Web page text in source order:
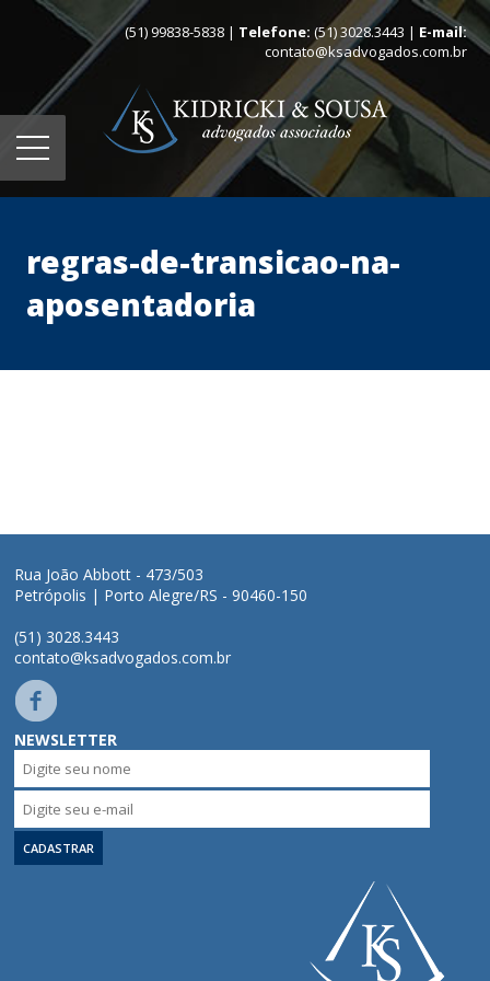
(51) 99838-5838 | Telefone: (51) 3028.3443 | E-mail:
contato@ksadvogados.com.br
Áreas de Atuação
Profissionais
Publicações
regras-de-transicao-na-
aposentadoria
Rua João Abbott - 473/503
Petrópolis | Porto Alegre/RS - 90460-150
(51) 3028.3443
contato@ksadvogados.com.br
NEWSLETTER